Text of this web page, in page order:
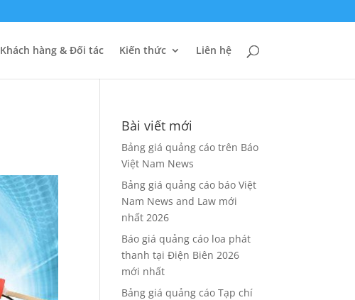
Khách hàng & Đối tác Kiến thức Liên hệ
Bài viết mới
Bảng giá quảng cáo trên Báo
Việt Nam News
Bảng giá quảng cáo báo Việt
Nam News and Law mới
nhất 2026
Báo giá quảng cáo loa phát
thanh tại Điện Biên 2026
mới nhất
Bảng giá quảng cáo Tạp chí